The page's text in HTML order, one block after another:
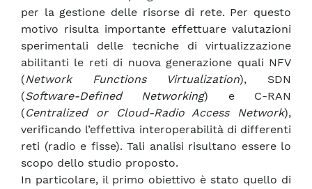
per la gestione delle risorse di rete. Per questo
motivo risulta importante effettuare valutazioni
sperimentali delle tecniche di virtualizzazione
abilitanti le reti di nuova generazione quali NFV
(Network Functions Virtualization), SDN
(Software-Defined Networking) e C-RAN
(Centralized or Cloud-Radio Access Network),
verificando l’effettiva interoperabilità di differenti
reti (radio e fisse). Tali analisi risultano essere lo
scopo dello studio proposto.
In particolare, il primo obiettivo è stato quello di